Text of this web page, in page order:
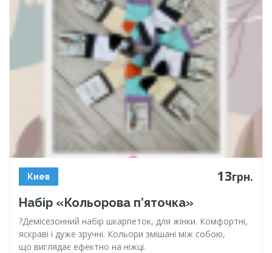
Киев 13грн.
Набір «Кольорова п’яточка»
?Демісезонний набір шкарпеток, для жінки. Комфортні,
яскраві і дуже зручні. Кольори змішані між собою,
що виглядає ефектно на ніжці.